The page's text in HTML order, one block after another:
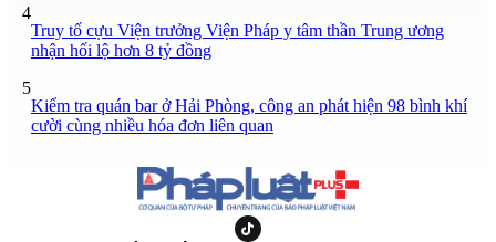
4
Truy tố cựu Viện trưởng Viện Pháp y tâm thần Trung ương
nhận hối lộ hơn 8 tỷ đồng
5
Kiểm tra quán bar ở Hải Phòng, công an phát hiện 98 bình khí
cười cùng nhiều hóa đơn liên quan